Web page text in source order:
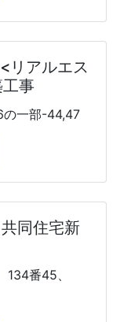
リアルエス
事
一部-44,47
同住宅新
番45、